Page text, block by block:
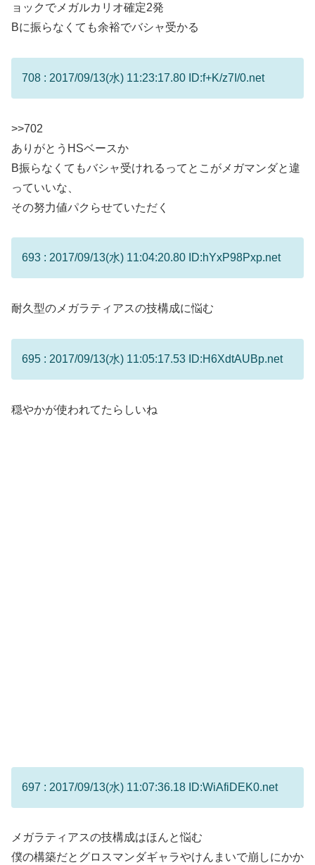
ョックでメガルカリオ確定2発
Bに振らなくても余裕でバシャ受かる
708 : 2017/09/13(水) 11:23:17.80 ID:f+K/z7I/0.net
>>702
ありがとうHSベースか
B振らなくてもバシャ受けれるってとこがメガマンダと違
っていいな、
その努力値パクらせていただく
693 : 2017/09/13(水) 11:04:20.80 ID:hYxP98Pxp.net
耐久型のメガラティアスの技構成に悩む
695 : 2017/09/13(水) 11:05:17.53 ID:H6XdtAUBp.net
穏やかが使われてたらしいね
697 : 2017/09/13(水) 11:07:36.18 ID:WiAfiDEK0.net
メガラティアスの技構成はほんと悩む
僕の構築だとグロスマンダギャラやけんまいで崩しにかか